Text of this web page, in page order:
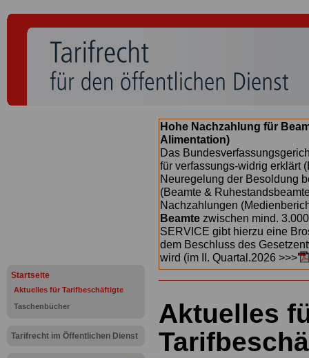
Startseite
Aktuelles für Tarifbeschäftigte
Taschenbücher
Tarifrecht im Öffentlichen Dienst
Hohe Nachzahlung für
Alimentation)
Das
für verfassungs-widrig erklärt
Neuregelung der Besoldung
(Beamte &
Nachzahlungen
Beamte zwischen mind.
SERVICE gibt hierzu eine
dem Beschluss des
wird (im II. Quartal.2026 >>>
Aktuelles